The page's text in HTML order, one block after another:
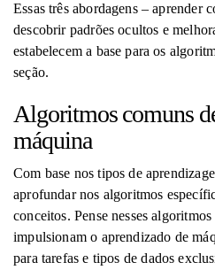
Essas três abordagens – aprender
descobrir padrões ocultos e
estabelecem a base para os
seção.
Algoritmos comuns
máquina
Com base nos tipos de
aprofundar nos algoritmos
conceitos. Pense nesses
impulsionam o aprendizado de
para tarefas e tipos de dados